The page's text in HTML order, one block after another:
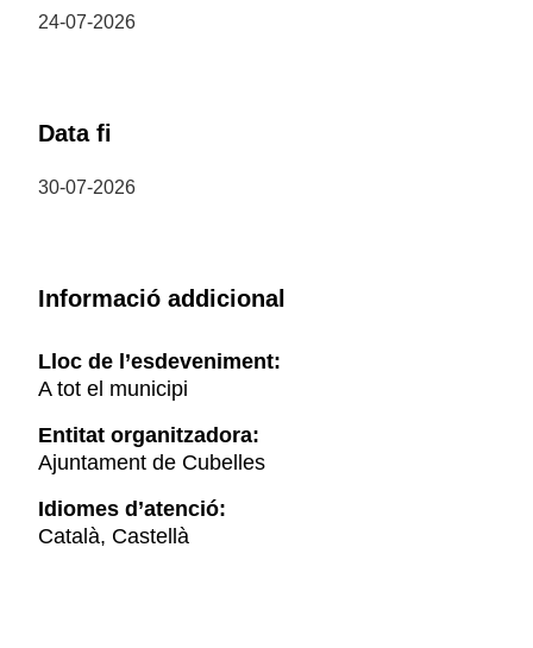
24-07-2026
Data fi
30-07-2026
Informació addicional
Lloc de l’esdeveniment:
A tot el municipi
Entitat organitzadora:
Ajuntament de Cubelles
Idiomes d’atenció:
Català, Castellà